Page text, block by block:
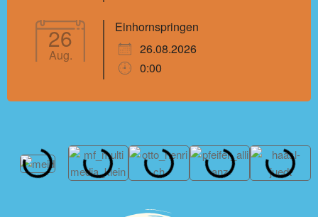
26
Aug.
Einhornspringen
26.08.2026
0:00